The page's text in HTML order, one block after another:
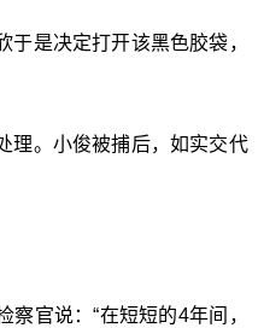
是决定打开该黑色胶袋，
理。小俊被捕后，如实交代
官说：“在短短的4年间，